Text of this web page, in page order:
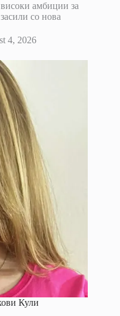
амбиции за
со нова
4, 2026
Кули